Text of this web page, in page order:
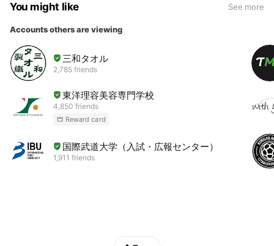
You might like See more
Accounts others are viewing
三和タオル
2,785 friends
東洋理容美容専門学校
4,850 friends
Reward card
国際武道大学（入試・広報センター）
1,911 friends